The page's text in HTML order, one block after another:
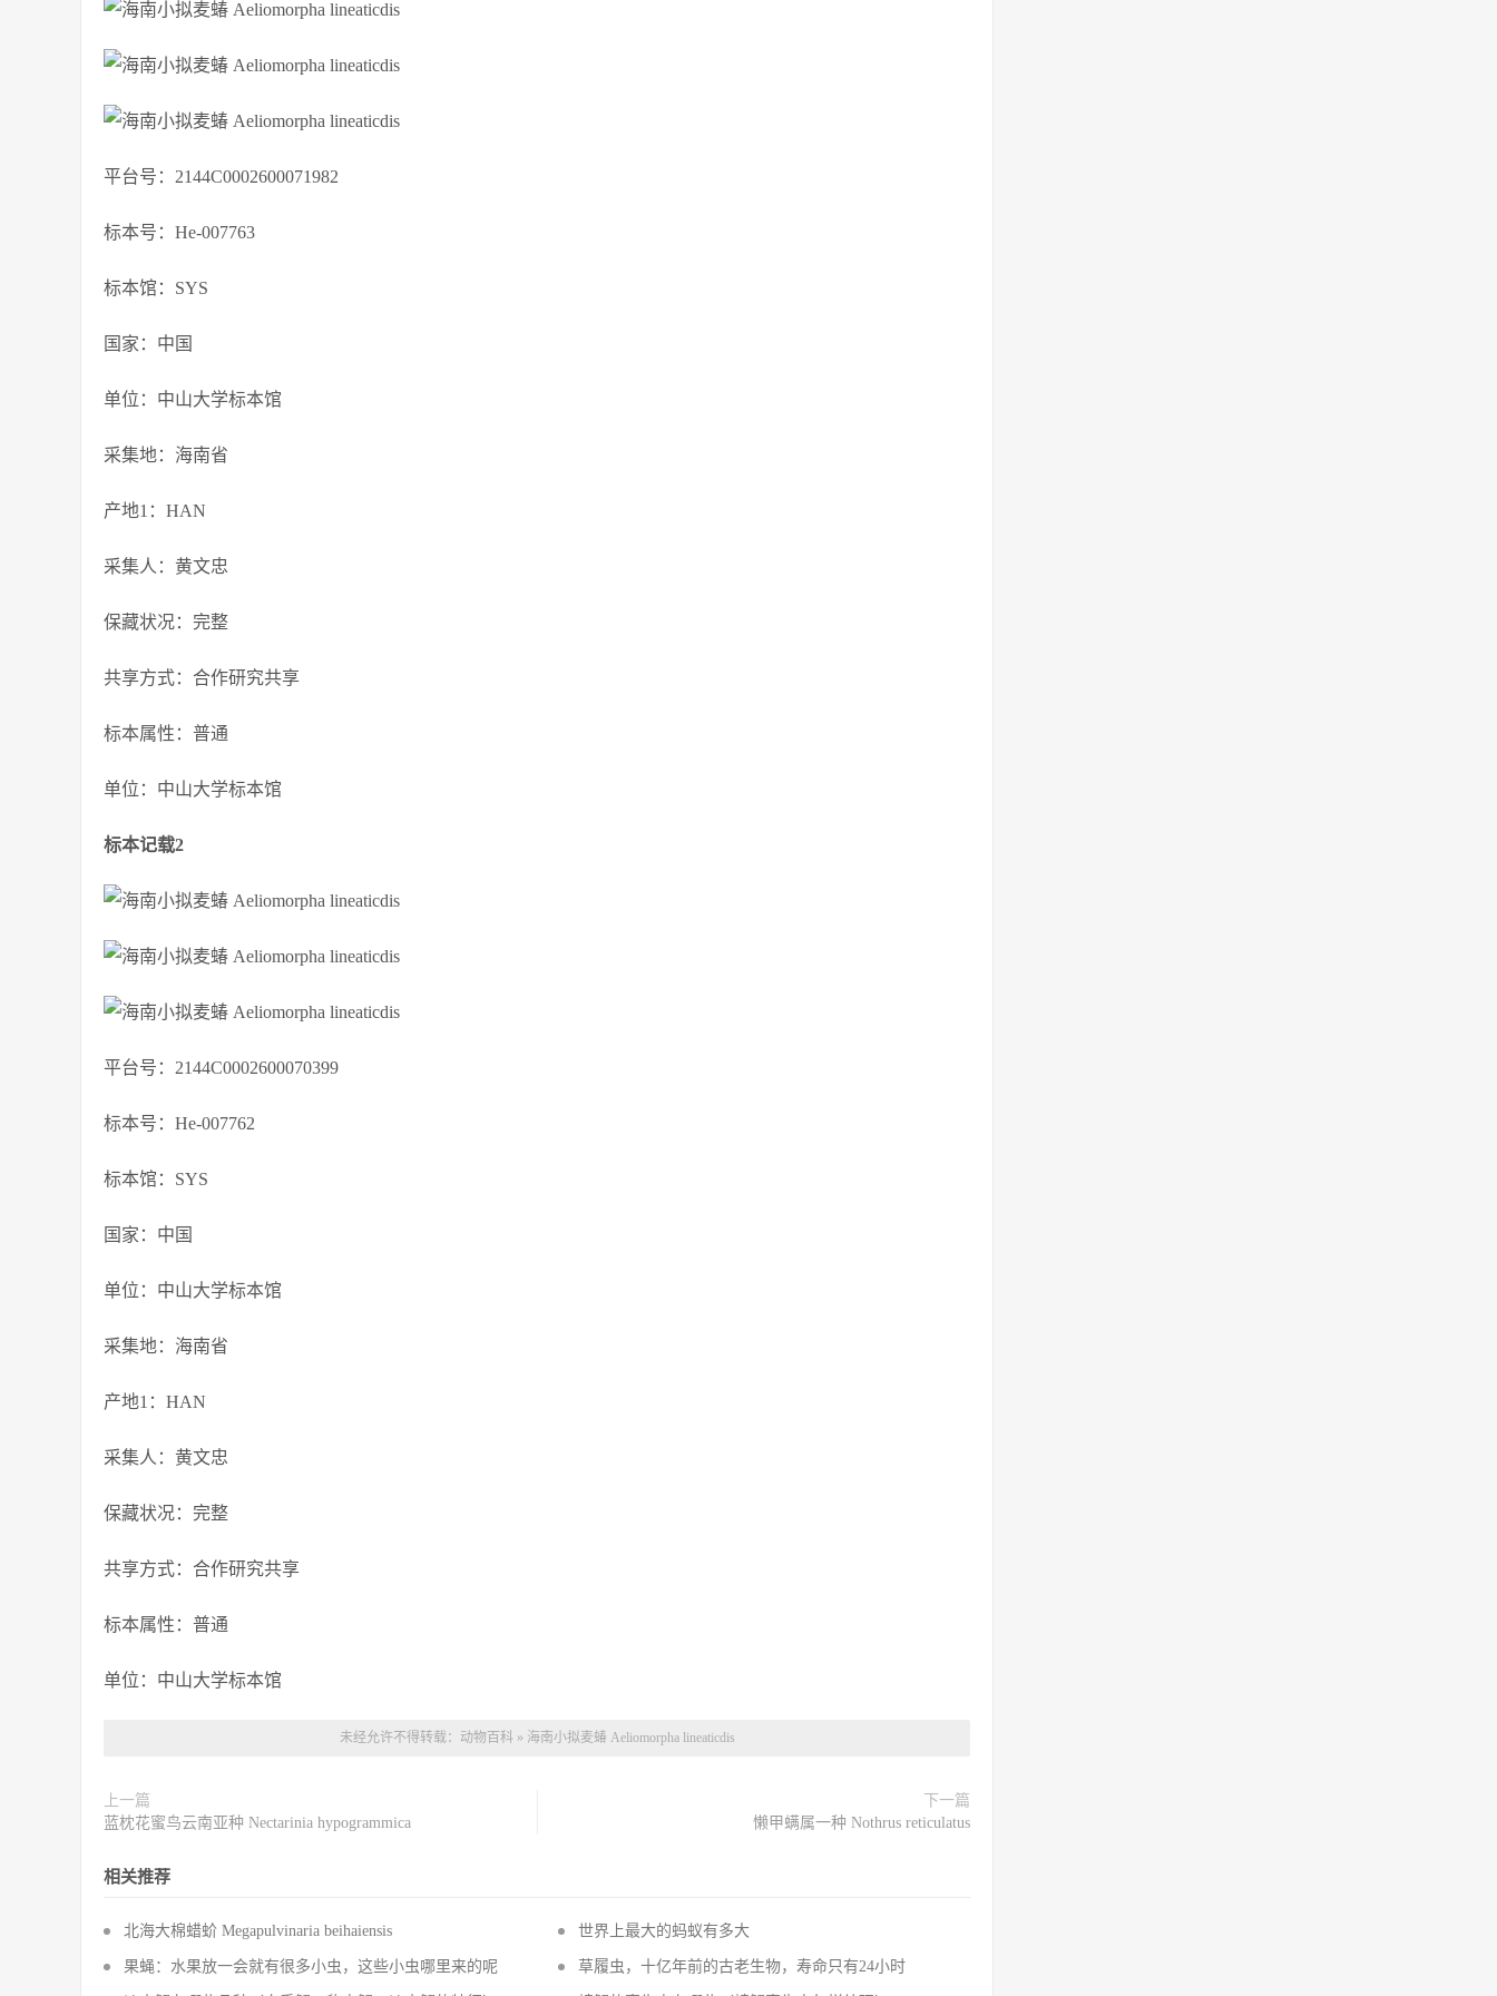
平台号：2144C0002600071982
标本号：He-007763
标本馆：SYS
国家：中国
单位：中山大学标本馆
采集地：海南省
产地1：HAN
采集人：黄文忠
保藏状况：完整
共享方式：合作研究共享
标本属性：普通
单位：中山大学标本馆
标本记载2
平台号：2144C0002600070399
标本号：He-007762
标本馆：SYS
国家：中国
单位：中山大学标本馆
采集地：海南省
产地1：HAN
采集人：黄文忠
保藏状况：完整
共享方式：合作研究共享
标本属性：普通
单位：中山大学标本馆
未经允许不得转载： 动物百科 » 海南小拟麦蝽 Aeliomorpha lineaticdis
上一篇
蓝枕花蜜鸟云南亚种 Nectarinia hypogrammica
下一篇
懒甲螨属一种 Nothrus reticulatus
相关推荐
北海大棉蜡蚧 Megapulvinaria beihaiensis 世界上最大的蚂蚁有多大
果蝇：水果放一会就有很多小虫，这些小虫哪里来的呢 草履虫，十亿年前的古老生物，寿命只有24小时